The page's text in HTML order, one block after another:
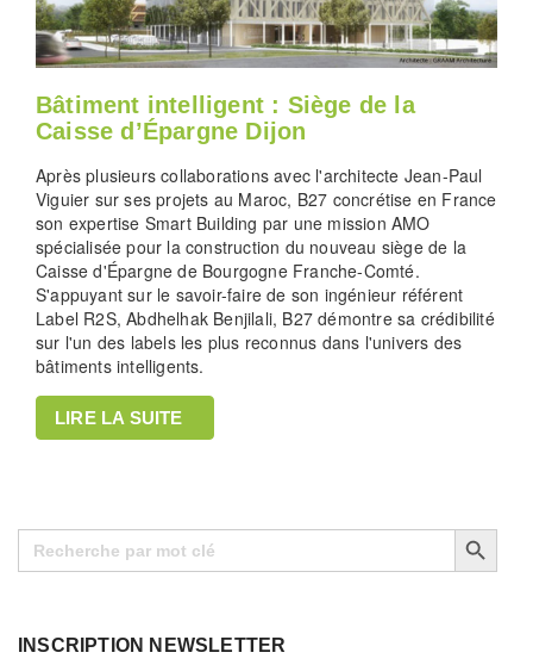
Bâtiment intelligent : Siège de la
Caisse d’Épargne Dijon
Après plusieurs collaborations avec l'architecte Jean-Paul
Viguier sur ses projets au Maroc, B27 concrétise en France
son expertise Smart Building par une mission AMO
spécialisée pour la construction du nouveau siège de la
Caisse d'Épargne de Bourgogne Franche-Comté.
S'appuyant sur le savoir-faire de son ingénieur référent
Label R2S, Abdhelhak Benjilali, B27 démontre sa crédibilité
sur l'un des labels les plus reconnus dans l'univers des
bâtiments intelligents.
LIRE LA SUITE
Search
for:
Search Button
INSCRIPTION NEWSLETTER